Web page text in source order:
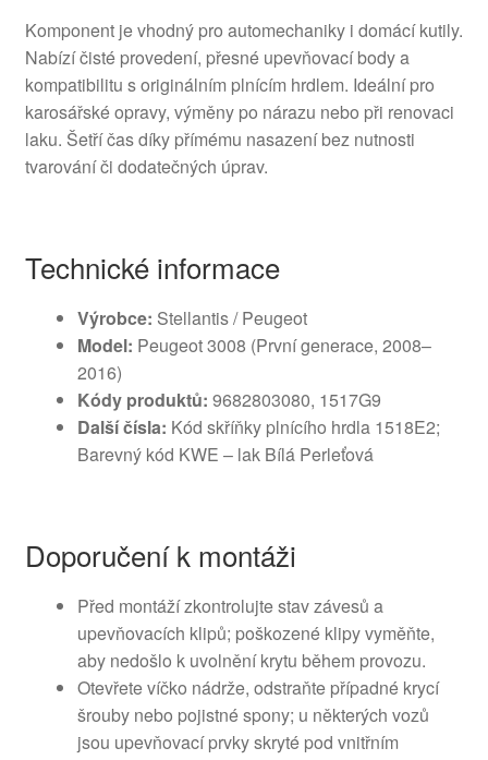
Komponent je vhodný pro automechaniky i domácí kutily.
Nabízí čisté provedení, přesné upevňovací body a
kompatibilitu s originálním plnícím hrdlem. Ideální pro
karosářské opravy, výměny po nárazu nebo při renovaci
laku. Šetří čas díky přímému nasazení bez nutnosti
tvarování či dodatečných úprav.
Technické informace
Výrobce: Stellantis / Peugeot
Model: Peugeot 3008 (První generace, 2008–
2016)
Kódy produktů: 9682803080, 1517G9
Další čísla: Kód skříňky plnícího hrdla 1518E2;
Barevný kód KWE – lak Bílá Perleťová
Doporučení k montáži
Před montáží zkontrolujte stav závesů a
upevňovacích klipů; poškozené klipy vyměňte,
aby nedošlo k uvolnění krytu během provozu.
Otevřete víčko nádrže, odstraňte případné krycí
šrouby nebo pojistné spony; u některých vozů
jsou upevňovací prvky skryté pod vnitřním